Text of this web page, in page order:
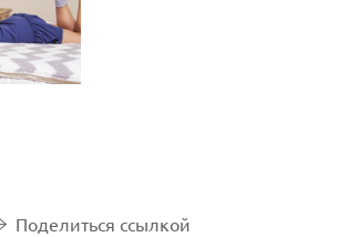
Поделиться ссылкой